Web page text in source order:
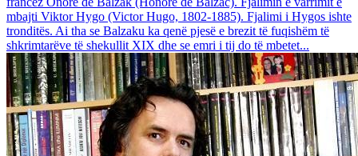
mbajti Viktor Hygo (Victor Hugo, 1802-1885). Fjalimi i Hygos ishte
tronditës. Ai tha se Balzaku ka qenë pjesë e brezit të fuqishëm të
shkrimtarëve të shekullit XIX dhe se emri i tij do të mbetet...